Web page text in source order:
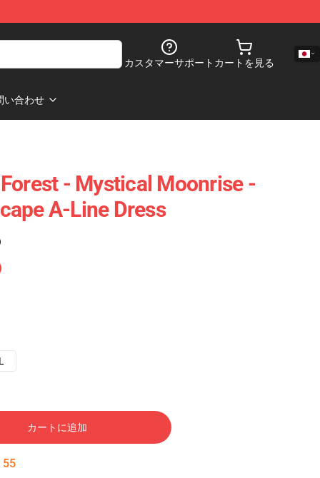
カスタマーサポート カートを見る
い合わせ
- Mystical Moonrise -
A-Line Dress
カートに追加
54